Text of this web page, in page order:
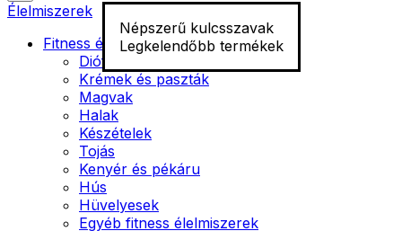
Népszerű kulcsszavak
Legkelendőbb termékek
Élelmiszerek
Fitness élelmiszer
Diófélék
Krémek és paszták
Magvak
Halak
Készételek
Tojás
Kenyér és pékáru
Hús
Hüvelyesek
Egyéb fitness élelmiszerek